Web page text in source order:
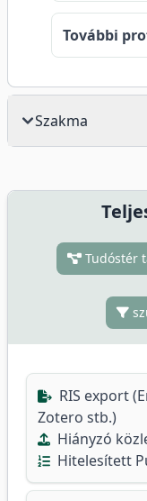
További
Szakma
Tudóstér
RIS export
Zotero stb.)
Hiányzó
Hitelesített